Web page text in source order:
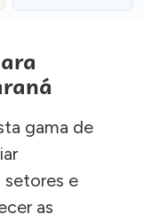
gama de
e
as